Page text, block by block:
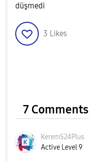
düşmedi
3 Likes
7 Comments
KeremS24Plus
Active Level 9